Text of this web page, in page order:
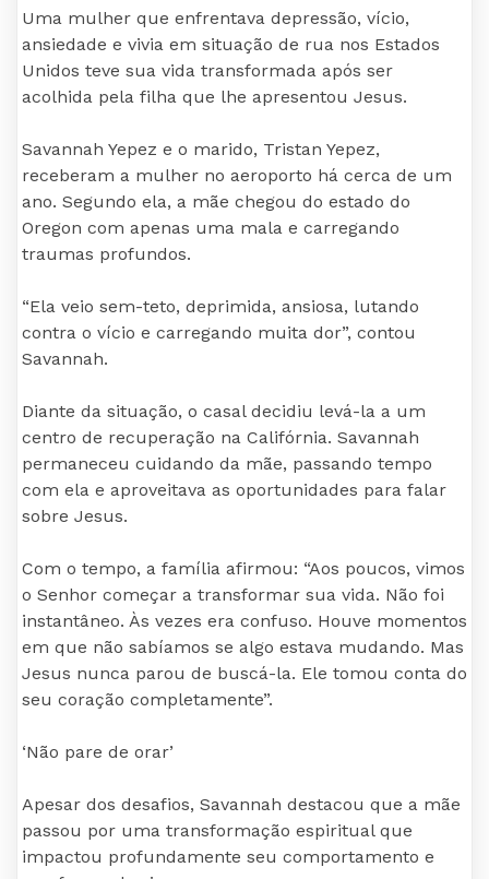
Uma mulher que enfrentava depressão, vício,
ansiedade e vivia em situação de rua nos Estados
Unidos teve sua vida transformada após ser
acolhida pela filha que lhe apresentou Jesus.
Savannah Yepez e o marido, Tristan Yepez,
receberam a mulher no aeroporto há cerca de um
ano. Segundo ela, a mãe chegou do estado do
Oregon com apenas uma mala e carregando
traumas profundos.
“Ela veio sem-teto, deprimida, ansiosa, lutando
contra o vício e carregando muita dor”, contou
Savannah.
Diante da situação, o casal decidiu levá-la a um
centro de recuperação na Califórnia. Savannah
permaneceu cuidando da mãe, passando tempo
com ela e aproveitava as oportunidades para falar
sobre Jesus.
Com o tempo, a família afirmou: “Aos poucos, vimos
o Senhor começar a transformar sua vida. Não foi
instantâneo. Às vezes era confuso. Houve momentos
em que não sabíamos se algo estava mudando. Mas
Jesus nunca parou de buscá-la. Ele tomou conta do
seu coração completamente”.
‘Não pare de orar’
Apesar dos desafios, Savannah destacou que a mãe
passou por uma transformação espiritual que
impactou profundamente seu comportamento e